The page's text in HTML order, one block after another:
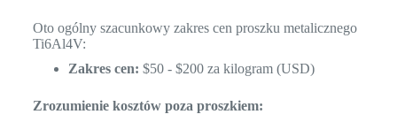
Oto ogólny szacunkowy zakres cen proszku metalicznego
Ti6Al4V:
Zakres cen: $50 - $200 za kilogram (USD)
Zrozumienie kosztów poza proszkiem: